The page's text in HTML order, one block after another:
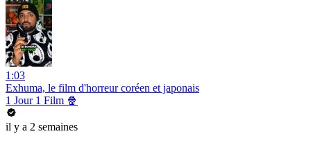
1:03
Exhuma, le film d'horreur coréen et japonais
1 Jour 1 Film 🍿
il y a 2 semaines